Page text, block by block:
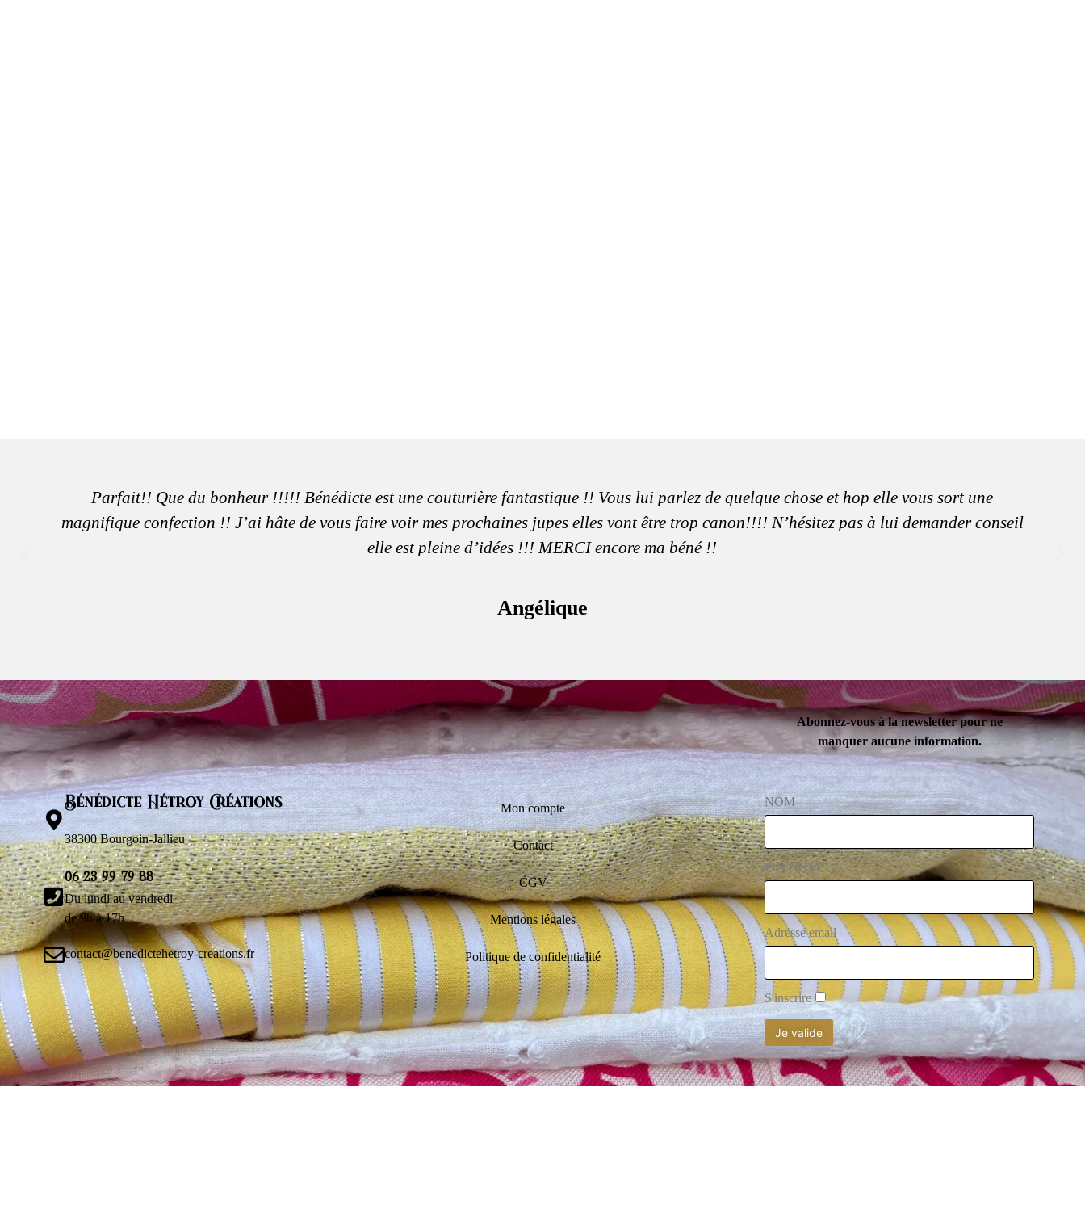
Parfait!! Que du bonheur !!!!! Bénédicte est une couturière fantastique !! Vous lui parlez de quelque chose et hop elle vous sort une
magnifique confection !! J’ai hâte de vous faire voir mes prochaines jupes elles vont être trop canon!!!! N’hésitez pas à lui demander conseil
elle est pleine d’idées !!! MERCI encore ma béné !!
Angélique
Bénédicte Hétroy Créations
38300 Bourgoin-Jallieu
06 23 99 79 88
Du lundi au vendredi
de 9h à 17h
contact@benedictehetroy-creations.fr
Mon compte
Contact
CGV
Mentions légales
Politique de confidentialité
Abonnez-vous à la newsletter pour ne
manquer aucune information.
NOM
PRENOM
Adresse email
S'inscrire